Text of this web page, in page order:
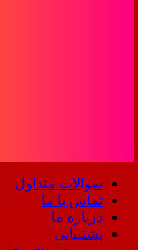
سوالات متداول
تماس با ما
درباره ما
پشتیبانی